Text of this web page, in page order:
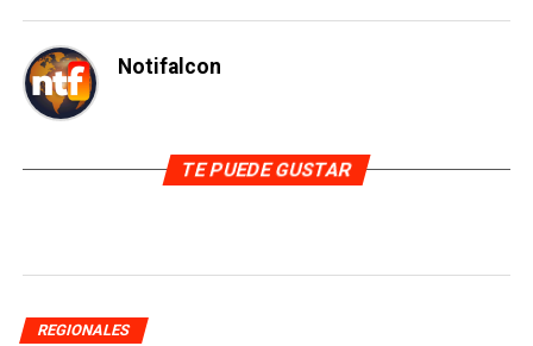
Notifalcon
TE PUEDE GUSTAR
REGIONALES